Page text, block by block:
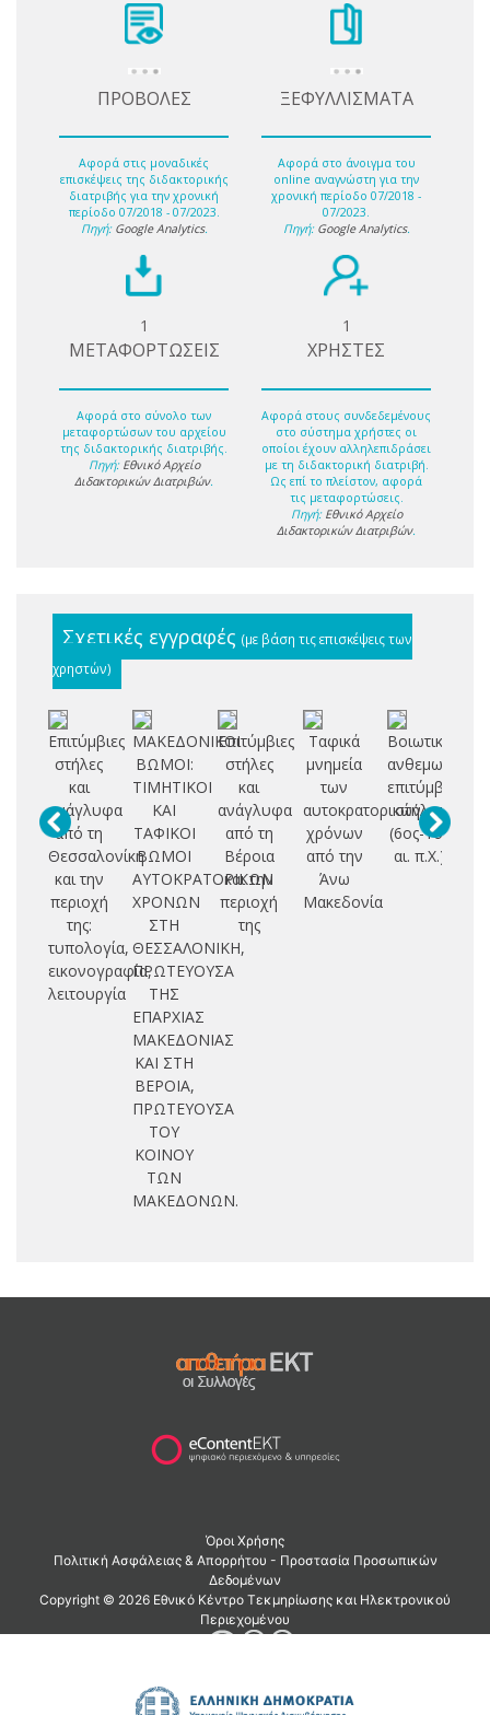
ΠΡΟΒΟΛΕΣ
Αφορά στις μοναδικές
επισκέψεις της διδακτορικής
διατριβής για την χρονική
περίοδο 07/2018 - 07/2023.
Πηγή: Google Analytics.
ΞΕΦΥΛΛΙΣΜΑΤΑ
Αφορά στο άνοιγμα του
online αναγνώστη για την
χρονική περίοδο 07/2018 -
07/2023.
Πηγή: Google Analytics.
1
ΜΕΤΑΦΟΡΤΩΣΕΙΣ
Αφορά στο σύνολο των
μεταφορτώσων του αρχείου
της διδακτορικής διατριβής.
Πηγή: Εθνικό Αρχείο
Διδακτορικών Διατριβών.
1
ΧΡΗΣΤΕΣ
Αφορά στους συνδεδεμένους
στο σύστημα χρήστες οι
οποίοι έχουν αλληλεπιδράσει
με τη διδακτορική διατριβή.
Ως επί το πλείστον, αφορά
τις μεταφορτώσεις.
Πηγή: Εθνικό Αρχείο
Διδακτορικών Διατριβών.
Σχετικές εγγραφές (με βάση τις επισκέψεις των
χρηστών)
Επιτύμβιες
στήλες
και
ανάγλυφα
από τη
Θεσσαλονίκη
και την
περιοχή
της:
τυπολογία,
εικονογραφία,
λειτουργία
ΜΑΚΕΔΟΝΙΚΟΙ
ΒΩΜΟΙ:
ΤΙΜΗΤΙΚΟΙ
ΚΑΙ
ΤΑΦΙΚΟΙ
ΒΩΜΟΙ
ΑΥΤΟΚΡΑΤΟΡΙΚΩΝ
ΧΡΟΝΩΝ
ΣΤΗ
ΘΕΣΣΑΛΟΝΙΚΗ,
ΠΡΩΤΕΥΟΥΣΑ
ΤΗΣ
ΕΠΑΡΧΙΑΣ
ΜΑΚΕΔΟΝΙΑΣ
ΚΑΙ ΣΤΗ
ΒΕΡΟΙΑ,
ΠΡΩΤΕΥΟΥΣΑ
ΤΟΥ
ΚΟΙΝΟΥ
ΤΩΝ
ΜΑΚΕΔΟΝΩΝ.
Επιτύμβιες
στήλες
και
ανάγλυφα
από τη
Βέροια
και την
περιοχή
της
Ταφικά
μνημεία
των
αυτοκρατορικών
χρόνων
από την
Άνω
Μακεδονία
Βοιωτικές
ανθεμωτές
επιτύμβιες
στήλες
(6ος-1ος
αι. π.Χ.)